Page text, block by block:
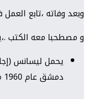
وبعد وفاته ،تابع
و مصطحبا معه الكتب
يحمل ليسانس
دمشق عام 1960 م